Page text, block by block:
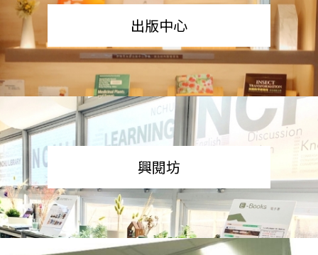
出版中心
興閱坊